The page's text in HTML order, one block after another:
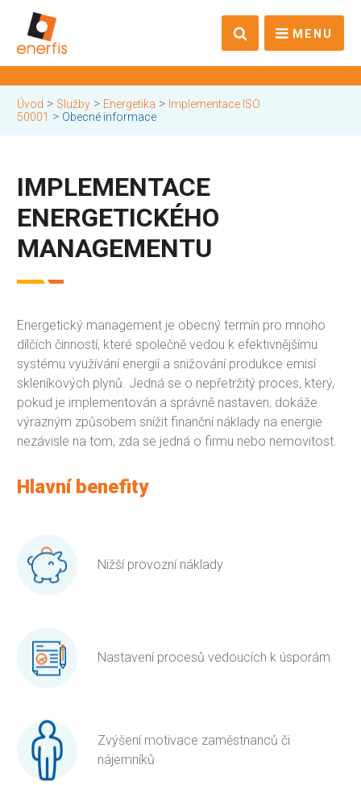
MENU
Úvod > Služby > Energetika > Implementace ISO
50001 > Obecné informace
IMPLEMENTACE
ENERGETICKÉHO
MANAGEMENTU
Energetický management je obecný termín pro mnoho
dílčích činností, které společně vedou k efektivnějšímu
systému využívání energií a snižování produkce emisí
skleníkových plynů. Jedná se o nepřetržitý proces, který,
pokud je implementován a správně nastaven, dokáže
výrazným způsobem snížit finanční náklady na energie
nezávisle na tom, zda se jedná o firmu nebo nemovitost.
Hlavní benefity
Nižší provozní náklady
Nastavení procesů vedoucích k úsporám
Zvýšení motivace zaměstnanců či
nájemníků